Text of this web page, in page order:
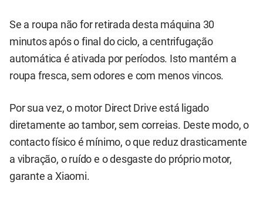
Se a roupa não for retirada desta máquina 30
minutos após o final do ciclo, a centrifugação
automática é ativada por períodos. Isto mantém a
roupa fresca, sem odores e com menos vincos.
Por sua vez, o motor Direct Drive está ligado
diretamente ao tambor, sem correias. Deste modo, o
contacto físico é mínimo, o que reduz drasticamente
a vibração, o ruído e o desgaste do próprio motor,
garante a Xiaomi.